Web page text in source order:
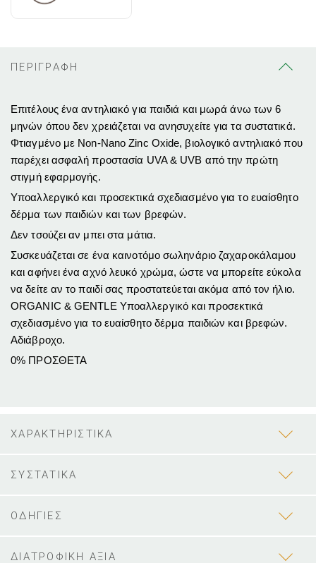
ΠΕΡΙΓΡΑΦΗ
Επιτέλους ένα αντηλιακό για παιδιά και μωρά άνω των 6
μηνών όπου δεν χρειάζεται να ανησυχείτε για τα συστατικά.
Φτιαγμένο με Non-Nano Zinc Oxide, βιολογικό αντηλιακό που
παρέχει ασφαλή προστασία UVA & UVB από την πρώτη
στιγμή εφαρμογής.
Υποαλλεργικό και προσεκτικά σχεδιασμένο για το ευαίσθητο
δέρμα των παιδιών και των βρεφών.
Δεν τσούζει αν μπει στα μάτια.
Συσκευάζεται σε ένα καινοτόμο σωληνάριο ζαχαροκάλαμου
και αφήνει ένα αχνό λευκό χρώμα, ώστε να μπορείτε εύκολα
να δείτε αν το παιδί σας προστατεύεται ακόμα από τον ήλιο.
ORGANIC & GENTLE Υποαλλεργικό και προσεκτικά
σχεδιασμένο για το ευαίσθητο δέρμα παιδιών και βρεφών.
Αδιάβροχο.
0% ΠΡΟΣΘΕΤΑ
ΧΑΡΑΚΤΗΡΙΣΤΙΚΑ
ΣΥΣΤΑΤΙΚΑ
ΟΔΗΓΙΕΣ
ΔΙΑΤΡΟΦΙΚΗ ΑΞΙΑ